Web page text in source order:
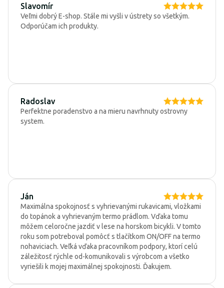
Slavomír
Veľmi dobrý E-shop. Stále mi vyšli v ústrety so všetkým.
Odporúčam ich produkty.
Radoslav
Perfektne poradenstvo a na mieru navrhnuty ostrovny
system.
Ján
Maximálna spokojnosť s vyhrievanými rukavicami, vložkami
do topánok a vyhrievaným termo prádlom. Vďaka tomu
môžem celoročne jazdiť v lese na horskom bicykli. V tomto
roku som potreboval pomôcť s tlačítkom ON/OFF na termo
nohaviciach. Veľká vďaka pracovníkom podpory, ktorí celú
záležitosť rýchle od-komunikovali s výrobcom a všetko
vyriešili k mojej maximálnej spokojnosti. Ďakujem.